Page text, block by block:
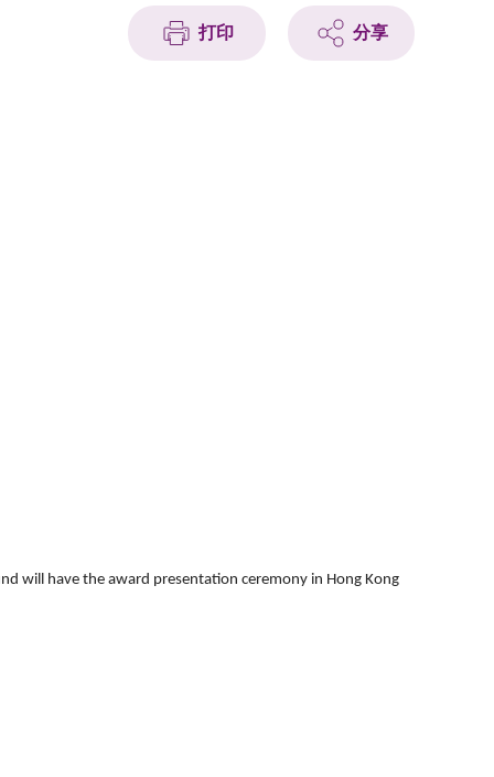
打印 分享
will have the award presentation ceremony in Hong Kong